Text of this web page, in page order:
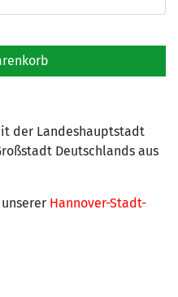
der Landeshauptstadt
Deutschlands aus
Hannover-Stadt-